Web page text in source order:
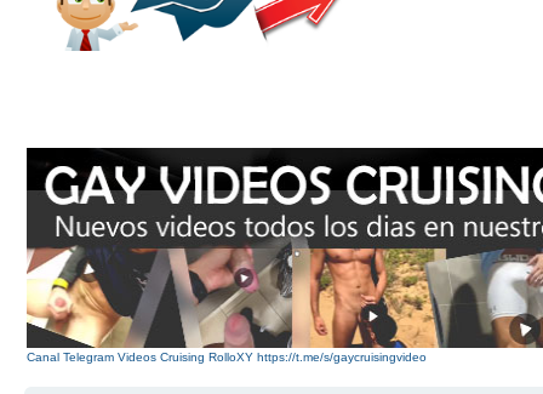
Canal Telegram Videos Cruising RolloXY https://t.me/s/gaycruisingvideo